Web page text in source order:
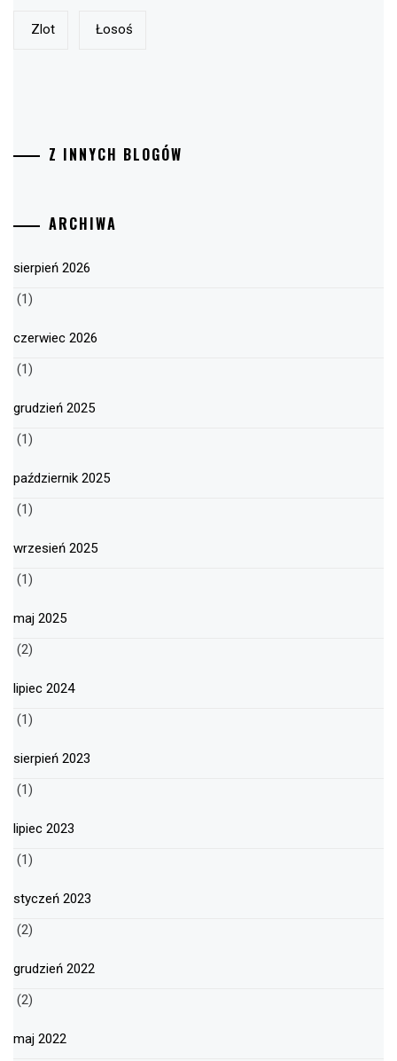
Zlot Łosoś
Z INNYCH BLOGÓW
ARCHIWA
sierpień 2026
(1)
czerwiec 2026
(1)
grudzień 2025
(1)
październik 2025
(1)
wrzesień 2025
(1)
maj 2025
(2)
lipiec 2024
(1)
sierpień 2023
(1)
lipiec 2023
(1)
styczeń 2023
(2)
grudzień 2022
(2)
maj 2022